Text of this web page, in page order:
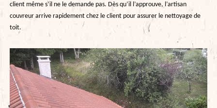
client même s’il ne le demande pas. Dès qu’il l’approuve, l’artisan
couvreur arrive rapidement chez le client pour assurer le nettoyage de
toit.